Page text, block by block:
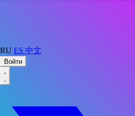
RU ES 中文
Войти